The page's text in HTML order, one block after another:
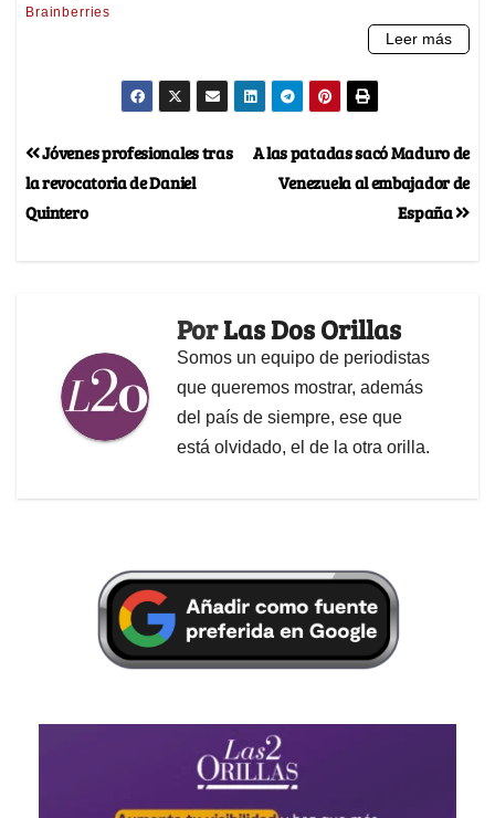
A las patadas sacó Maduro de
Venezuela al embajador de
España
Jóvenes profesionales tras
la revocatoria de Daniel
Quintero
PorLas Dos Orillas
Somos un equipo de periodistas
que queremos mostrar, además
del país de siempre, ese que
está olvidado, el de la otra orilla.